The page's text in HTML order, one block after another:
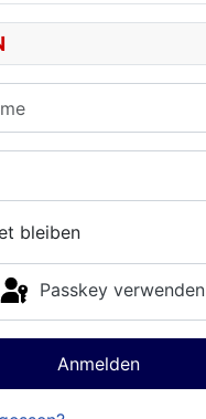
bleiben
Passkey verwenden
Anmelden